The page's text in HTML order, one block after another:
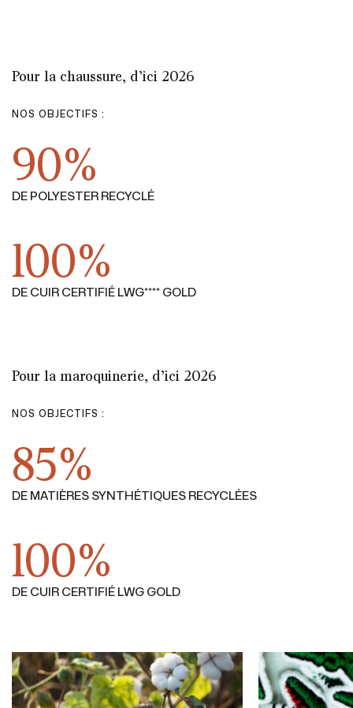
Pour la chaussure, d’ici 2026
NOS OBJECTIFS :
90%
DE POLYESTER RECYCLÉ
100%
DE CUIR CERTIFIÉ LWG**** GOLD
Pour la maroquinerie, d’ici 2026
NOS OBJECTIFS :
85%
DE MATIÈRES SYNTHÉTIQUES RECYCLÉES
100%
DE CUIR CERTIFIÉ LWG GOLD